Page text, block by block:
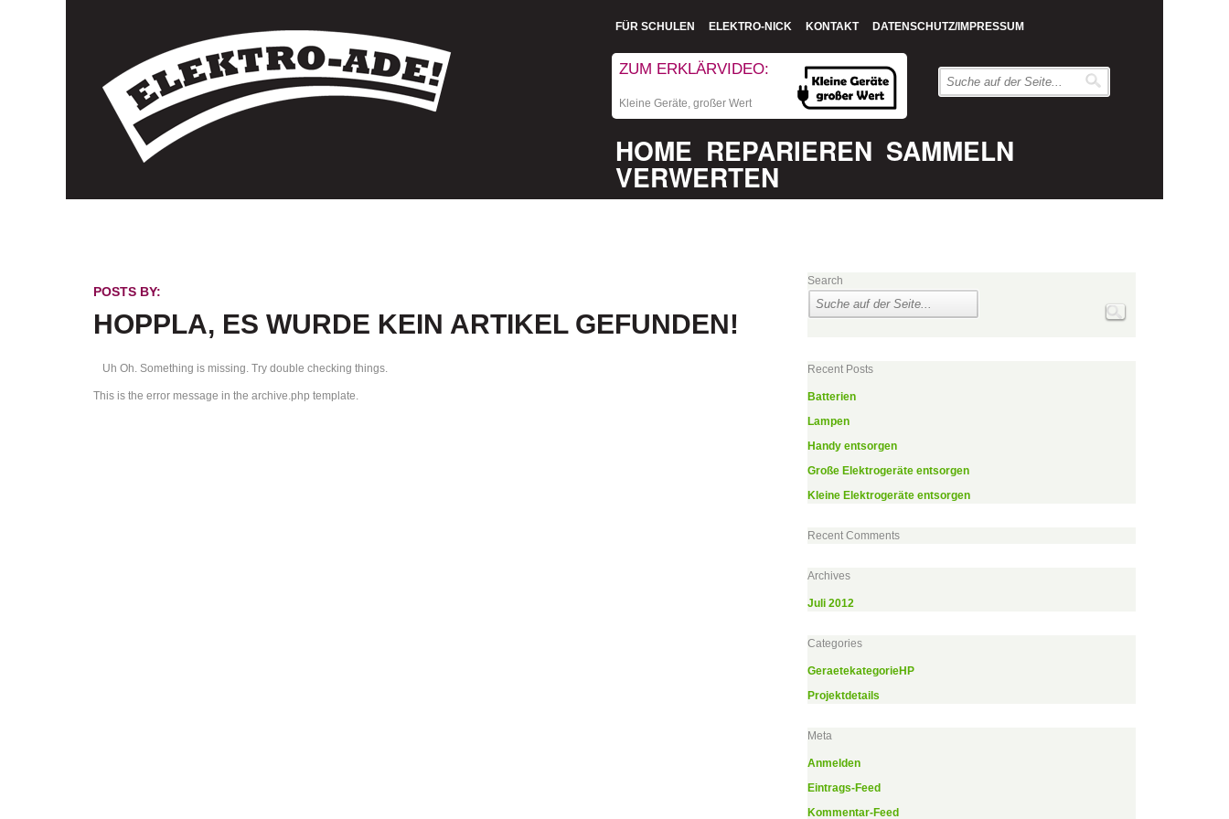
FÜR SCHULEN ELEKTRO-NICK KONTAKT DATENSCHUTZ/IMPRESSUM
ZUM ERKLÄRVIDEO:
Kleine Geräte, großer Wert
HOME REPARIEREN SAMMELN
VERWERTEN
POSTS BY:
HOPPLA, ES WURDE KEIN ARTIKEL GEFUNDEN!
Uh Oh. Something is missing. Try double checking things.
This is the error message in the archive.php template.
Search
Recent Posts
Batterien
Lampen
Handy entsorgen
Große Elektrogeräte entsorgen
Kleine Elektrogeräte entsorgen
Recent Comments
Archives
Juli 2012
Categories
GeraetekategorieHP
Projektdetails
Meta
Anmelden
Eintrags-Feed
Kommentar-Feed